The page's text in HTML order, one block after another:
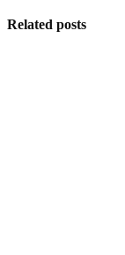
Related posts